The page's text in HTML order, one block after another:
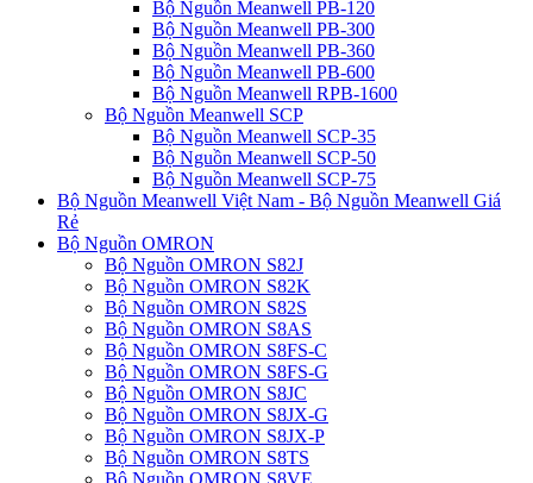
Bộ Nguồn Meanwell PB-120
Bộ Nguồn Meanwell PB-300
Bộ Nguồn Meanwell PB-360
Bộ Nguồn Meanwell PB-600
Bộ Nguồn Meanwell RPB-1600
Bộ Nguồn Meanwell SCP
Bộ Nguồn Meanwell SCP-35
Bộ Nguồn Meanwell SCP-50
Bộ Nguồn Meanwell SCP-75
Bộ Nguồn Meanwell Việt Nam - Bộ Nguồn Meanwell Giá
Rẻ
Bộ Nguồn OMRON
Bộ Nguồn OMRON S82J
Bộ Nguồn OMRON S82K
Bộ Nguồn OMRON S82S
Bộ Nguồn OMRON S8AS
Bộ Nguồn OMRON S8FS-C
Bộ Nguồn OMRON S8FS-G
Bộ Nguồn OMRON S8JC
Bộ Nguồn OMRON S8JX-G
Bộ Nguồn OMRON S8JX-P
Bộ Nguồn OMRON S8TS
Bộ Nguồn OMRON S8VE